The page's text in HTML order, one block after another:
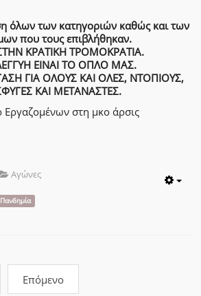
όλων των κατηγοριών καθώς και των
που τους επιβλήθηκαν.
ΚΡΑΤΙΚΗ ΤΡΟΜΟΚΡΑΤΙΑ.
ΕΙΝΑΙ ΤΟ ΟΠΛΟ ΜΑΣ.
ΓΙΑ ΟΛΟΥΣ ΚΑΙ ΟΛΕΣ, ΝΤΟΠΙΟΥΣ,
ΚΑΙ ΜΕΤΑΝΑΣΤΕΣ.
Εργαζομένων στη μκο άρσις
Αγώνες
Πανδημία
Επόμενο